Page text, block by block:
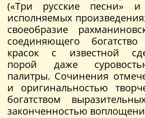
(«Три русские песни»
исполняемых
своеобразие
соединяющего
красок с известной
порой даже
палитры. Сочинения
и оригинальностью
богатством
законченностью